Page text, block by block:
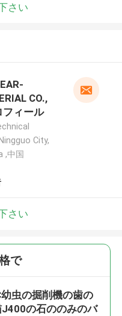
さい
CO.,
フィール
City,
,中国
さい
で
虫の掘削機の歯の
の石ののみのバ